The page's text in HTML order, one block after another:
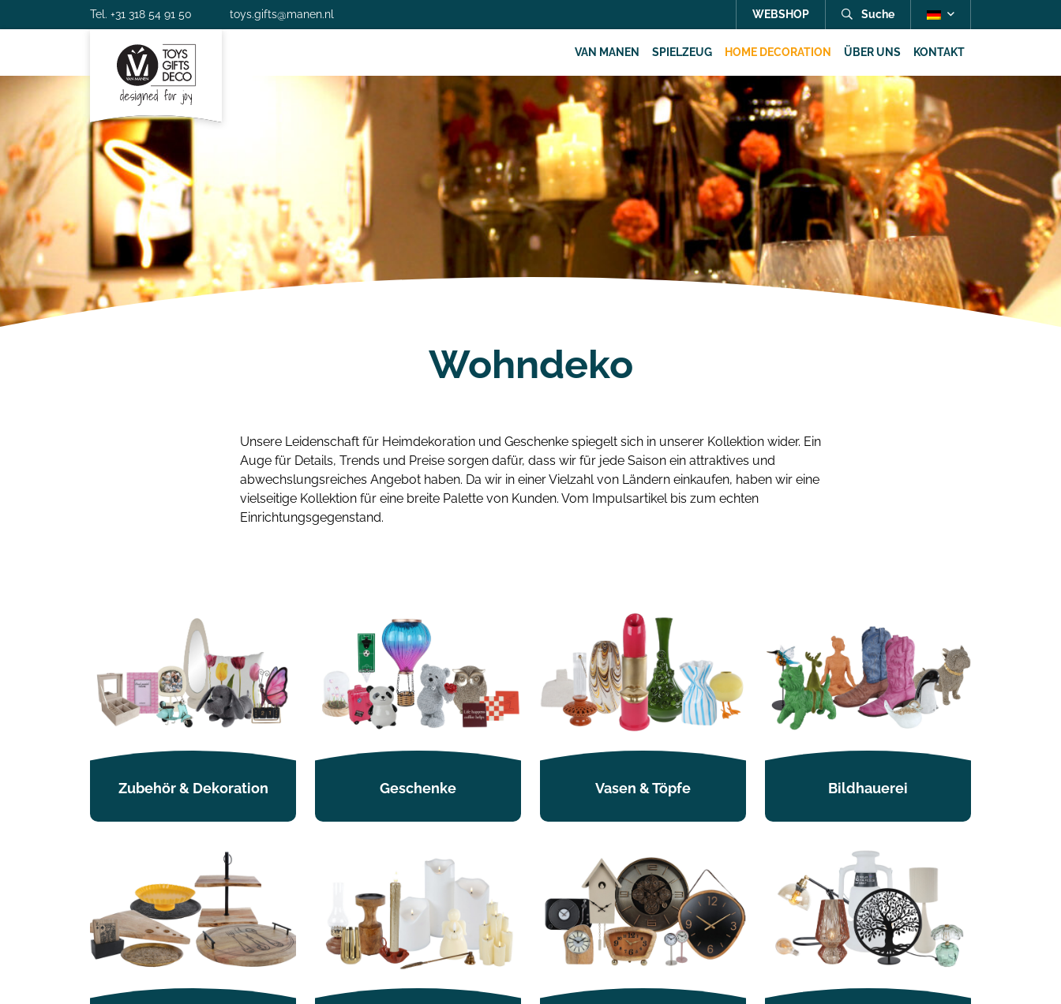
Tel. +31 318 54 91 50 toys.gifts@manen.nl WEBSHOP Suche
VAN MANEN SPIELZEUG HOME DECORATION ÜBER UNS KONTAKT
Wohndeko
Unsere Leidenschaft für Heimdekoration und Geschenke spiegelt sich in unserer Kollektion wider. Ein
Auge für Details, Trends und Preise sorgen dafür, dass wir für jede Saison ein attraktives und
abwechslungsreiches Angebot haben. Da wir in einer Vielzahl von Ländern einkaufen, haben wir eine
vielseitige Kollektion für eine breite Palette von Kunden. Vom Impulsartikel bis zum echten
Einrichtungsgegenstand.
Zubehör & Dekoration Geschenke Vasen & Töpfe Bildhauerei